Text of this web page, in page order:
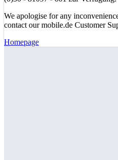
We apologise for any
contact our mobile.de Customer
Homepage